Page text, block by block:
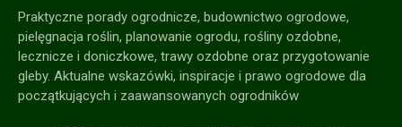
Praktyczne porady ogrodnicze, budownictwo ogrodowe,
pielęgnacja roślin, planowanie ogrodu, rośliny ozdobne,
lecznicze i doniczkowe, trawy ozdobne oraz przygotowanie
gleby. Aktualne wskazówki, inspiracje i prawo ogrodowe dla
początkujących i zaawansowanych ogrodników